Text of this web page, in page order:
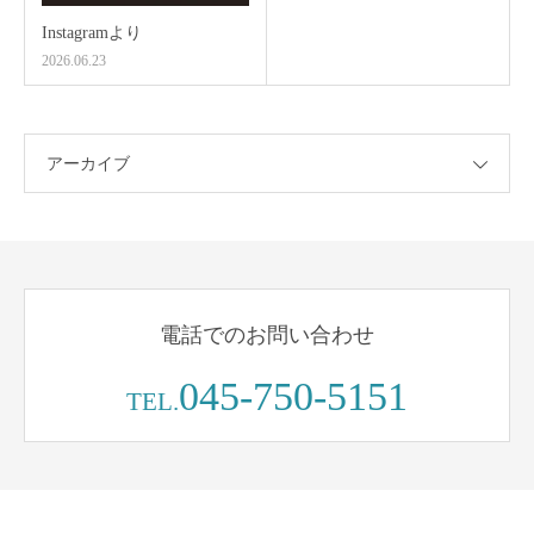
Instagramより
2026.06.23
アーカイブ
電話でのお問い合わせ
TEL.045-750-5151